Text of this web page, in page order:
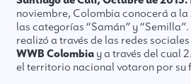
noviembre, Colombia conocerá a la
las categorías “Samán” y
realizó a través de las redes
WWB Colombia y a través del cual
el territorio nacional votaron por su